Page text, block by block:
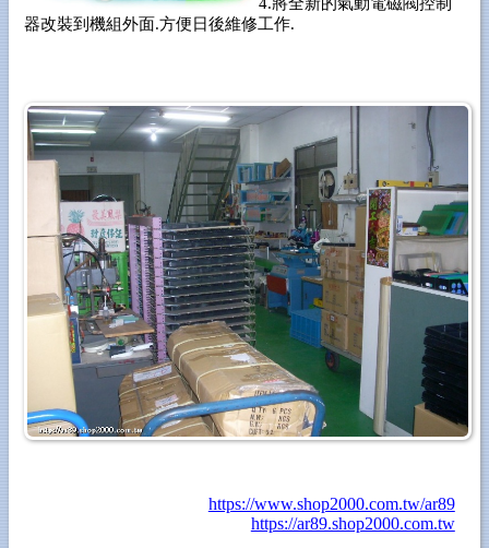
4.將全新的氣動電磁閥控制
器改裝到機組外面.方便日後維修工作.
https://www.shop2000.com.tw/ar89
https://ar89.shop2000.com.tw